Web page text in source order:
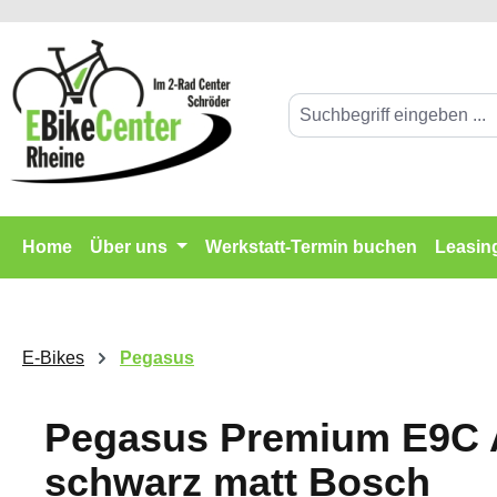
Zur Hauptnavigation springen
Home Über uns Werkstatt-Termin buchen
E-Bikes Pegasus
Pegasus Premium
schwarz matt Bosch